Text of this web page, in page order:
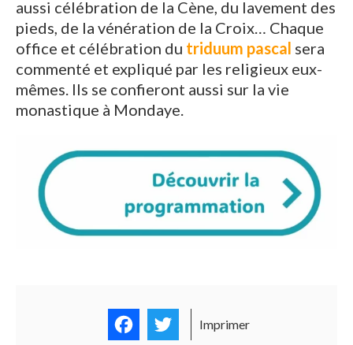
aussi célébration de la Cène, du lavement des
pieds, de la vénération de la Croix… Chaque
office et célébration du triduum pascal sera
commenté et expliqué par les religieux eux-
mêmes. Ils se confieront aussi sur la vie
monastique à Mondaye.
FacebookTwitter
Imprimer